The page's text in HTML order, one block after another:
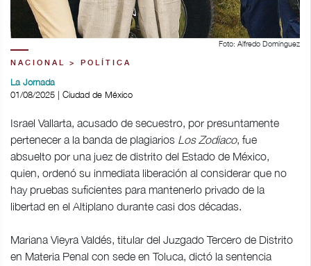
Foto: Alfredo Domínguez
NACIONAL > POLÍTICA
La Jornada
01/08/2025 | Ciudad de México
Israel Vallarta, acusado de secuestro, por presuntamente
pertenecer a la banda de plagiarios Los Zodiaco, fue
absuelto por una juez de distrito del Estado de México,
quien, ordenó su inmediata liberación al considerar que no
hay pruebas suficientes para mantenerlo privado de la
libertad en el Altiplano durante casi dos décadas.
Mariana Vieyra Valdés, titular del Juzgado Tercero de Distrito
en Materia Penal con sede en Toluca, dictó la sentencia